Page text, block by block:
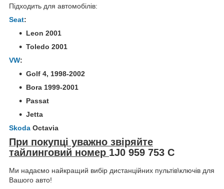
Підходить для автомобілів:
Seat:
Leon 2001
Toledo 2001
VW:
Golf 4, 1998-2002
Bora 1999-2001
Passat
Jetta
Skoda Octavia
При покупці уважно звіряйте
тайлинговий номер 1J0 959 753 C
Ми надаємо найкращий вибір дистанційних пультів\ключів для
Вашого авто!